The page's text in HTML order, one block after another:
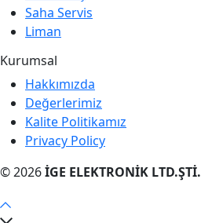
Saha Servis
Liman
Kurumsal
Hakkımızda
Değerlerimiz
Kalite Politikamız
Privacy Policy
© 2026İGE ELEKTRONİK LTD.ŞTİ.